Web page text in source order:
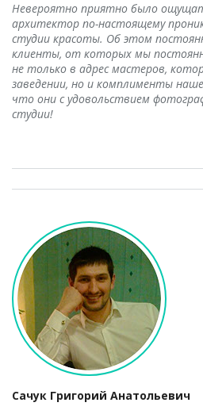
Невероятно приятно было
архитектор по-настоящему
студии красоты. Об этом
клиенты, от которых мы
не только в адрес мастеров,
заведении, но и комплименты
что они с удовольствием
студии!
Сачук Григорий Анатольевич